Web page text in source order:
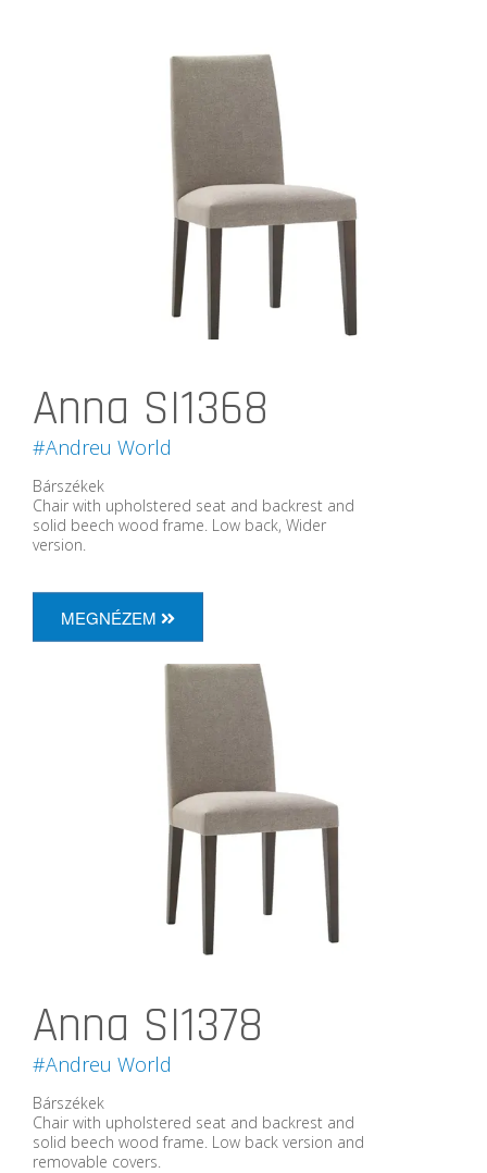
Anna SI1368
#Andreu World
Bárszékek
Chair with upholstered seat and backrest and
solid beech wood frame. Low back, Wider
version.
MEGNÉZEM
Anna SI1378
#Andreu World
Bárszékek
Chair with upholstered seat and backrest and
solid beech wood frame. Low back version and
removable covers.